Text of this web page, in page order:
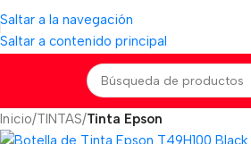
Saltar a la navegación
Saltar a contenido principal
Inicio TINTAS Tinta Epson